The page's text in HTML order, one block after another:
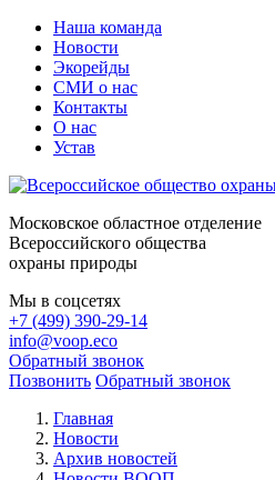
Наша команда
Новости
Экорейды
СМИ о нас
Контакты
О нас
Устав
Московское областное отделение
Всероссийского общества
охраны природы
Мы в соцсетях
+7 (499) 390-29-14
info@voop.eco
Обратный звонок
Позвонить Обратный звонок
Главная
Новости
Архив новостей